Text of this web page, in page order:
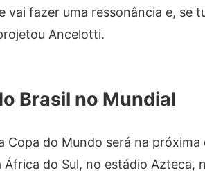
vai fazer uma ressonância e,
Ancelotti.
Brasil no Mundial
Copa do Mundo será na
do Sul, no estádio Azteca,